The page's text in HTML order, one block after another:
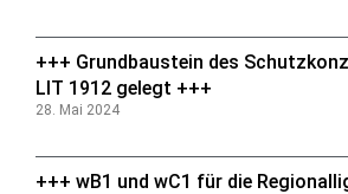
+++ Grundbaustein des
LIT 1912 gelegt +++
28. Mai 2024
+++ wB1 und wC1 für die